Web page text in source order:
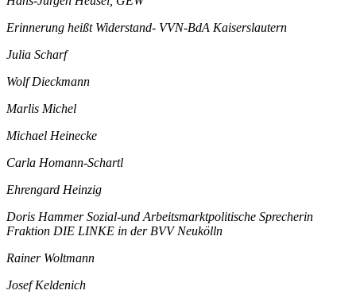
Erinnerung heißt Widerstand- VVN-BdA Kaiserslautern
Julia Scharf
Wolf Dieckmann
Marlis Michel
Michael Heinecke
Carla Homann-Schartl
Ehrengard Heinzig
Doris Hammer Sozial-und Arbeitsmarktpolitische Sprecherin
Fraktion DIE LINKE in der BVV Neukölln
Rainer Woltmann
Josef Keldenich